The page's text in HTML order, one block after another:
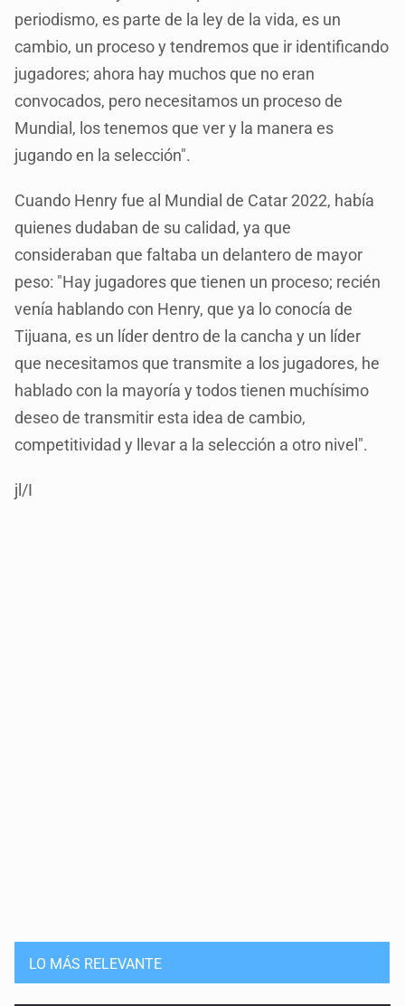
periodismo, es parte de la ley de la vida, es un
cambio, un proceso y tendremos que ir identificando
jugadores; ahora hay muchos que no eran
convocados, pero necesitamos un proceso de
Mundial, los tenemos que ver y la manera es
jugando en la selección".
Cuando Henry fue al Mundial de Catar 2022, había
quienes dudaban de su calidad, ya que
consideraban que faltaba un delantero de mayor
peso: "Hay jugadores que tienen un proceso; recién
venía hablando con Henry, que ya lo conocía de
Tijuana, es un líder dentro de la cancha y un líder
que necesitamos que transmite a los jugadores, he
hablado con la mayoría y todos tienen muchísimo
deseo de transmitir esta idea de cambio,
competitividad y llevar a la selección a otro nivel".
jl/I
LO MÁS RELEVANTE